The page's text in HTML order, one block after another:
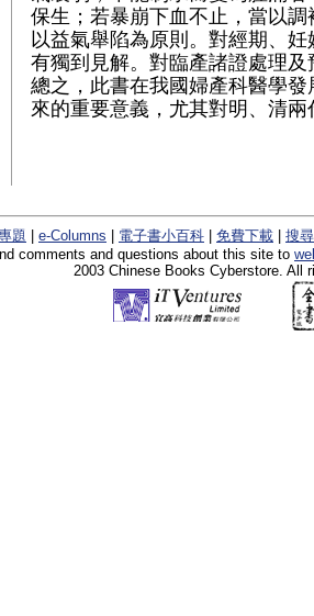
保生；若暴崩下血不止，當以
以益氣舉陷為原則。對經期、
有獨到見解。對臨產諸證處理
總之，此書在我國婦產科醫學
來的重要意義，尤其對明、清
題 e-Columns 電子書小百科 免費下載
搜
comments and questions about this site to
2003 Chinese Books Cyberstore. All